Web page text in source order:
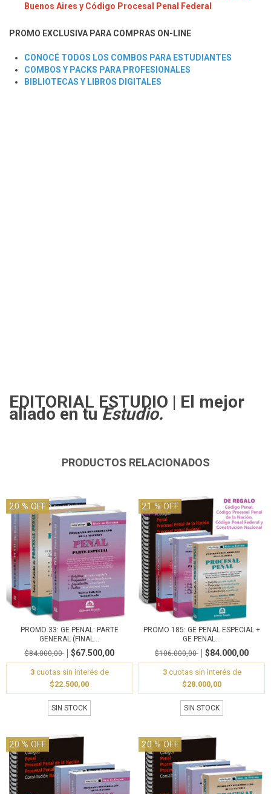
Buenos Aires y Código Procesal Penal Federal
PROMO EXCLUSIVA PARA COMPRAS ON-LINE
CONOCÉ TODOS LOS COMBOS PARA ESTUDIANTES
COMBOS Y PACKS PARA PROFESIONALES
BIBLIOTECAS Y LIBROS DIGITALES
EDITORIAL ESTUDIO | El mejor
aliado en tuEstudio.
PRODUCTOS RELACIONADOS
20 % OFF
PROMO 33: GE PENAL: PARTE
GENERAL (FINAL...
$84.000,00
$67.500,00
3cuotas sin interés de
$22.500,00
SIN STOCK
21 % OFF
PROMO 185: GE PENAL ESPECIAL +
GE PENAL...
$106.000,00
$84.000,00
3cuotas sin interés de
$28.000,00
SIN STOCK
20 % OFF 20% OFF